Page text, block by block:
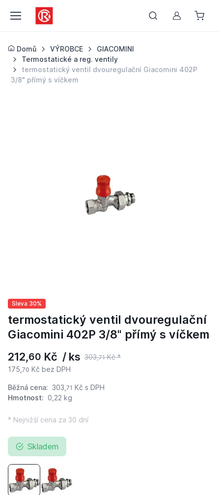
Můj účet
Domů VÝROBCE
GIACOMINI
Termostatické a reg. ventily
termostatický ventil dvouregulační Giacomini 402P
3/8" přímý s víčkem
Sleva 30%
termostatický ventil dvouregulační
Giacomini 402P 3/8" přímý s víčkem
212,60 Kč / ks 303,71Kč *
175, 70 Kč bez DPH
Běžná cena: 303, 71 Kč s DPH
Hmotnost: 0,22 kg
* Nejnižší cena za 30 dní
Skladem
termostatický ventil dvouregulační Giacomini 402P 3/8"
termostatický ventil dvouregulační Giacomini